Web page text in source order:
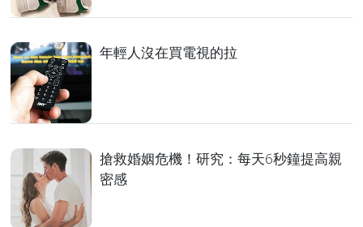
年輕人沒在買電視的拉
搶救婚姻危機！研究：每天6秒鐘提高親
密感